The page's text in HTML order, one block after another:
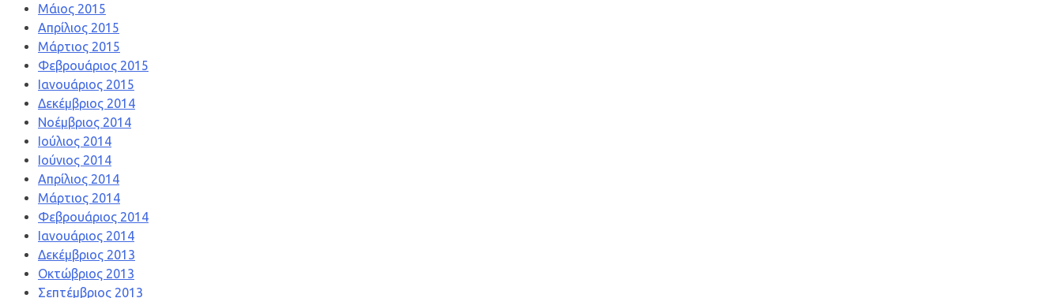
Μάιος 2015
Απρίλιος 2015
Μάρτιος 2015
Φεβρουάριος 2015
Ιανουάριος 2015
Δεκέμβριος 2014
Νοέμβριος 2014
Ιούλιος 2014
Ιούνιος 2014
Απρίλιος 2014
Μάρτιος 2014
Φεβρουάριος 2014
Ιανουάριος 2014
Δεκέμβριος 2013
Οκτώβριος 2013
Σεπτέμβριος 2013